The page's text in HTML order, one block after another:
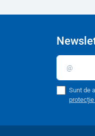
Sunt de